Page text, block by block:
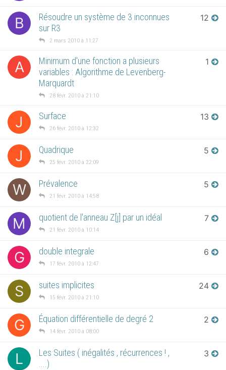
B
Résoudre un système de 3 inconnues
sur R3
2 mars 2010 à 11:27
12
A
Minimum d'une fonction a plusieurs
variables : Algorithme de Levenberg-
Marquardt
28 févr. 2010 à 21:10
1
J Surface
26 févr. 2010 à 12:32
13
J Quadrique
25 févr. 2010 à 22:09
5
W Prévalence
21 févr. 2010 à 14:58
5
M quotient de l'anneau Z[j] par un idéal
21 févr. 2010 à 10:14
7
G double integrale
17 févr. 2010 à 12:47
6
S suites implicites
15 févr. 2010 à 21:10
24
G Équation différentielle de degré 2
14 févr. 2010 à 08:00
2
L
Les Suites ( inégalités , récurrences ! ,
....)
3